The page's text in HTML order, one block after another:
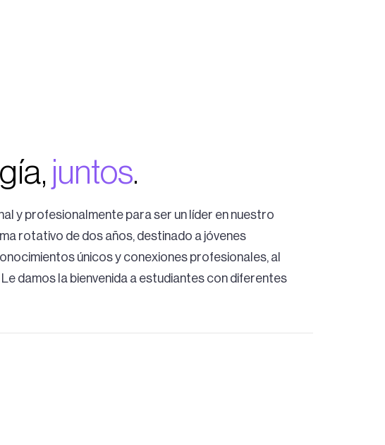
juntos.
y profesionalmente para ser un líder en nuestro
rotativo de dos años, destinado a jóvenes
únicos y conexiones profesionales, al
damos la bienvenida a estudiantes con diferentes